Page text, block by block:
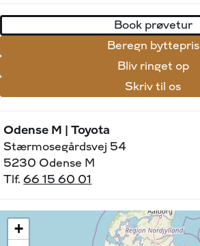
Book prøvetur
Beregn byttepris
Bliv ringet op
Skriv til os
Odense M | Toyota
Stærmosegårdsvej 54
5230 Odense M
Tlf.66 15 60 01